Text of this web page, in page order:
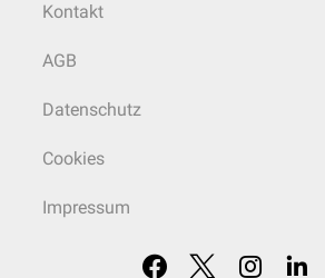
Kontakt
AGB
Datenschutz
Cookies
Impressum